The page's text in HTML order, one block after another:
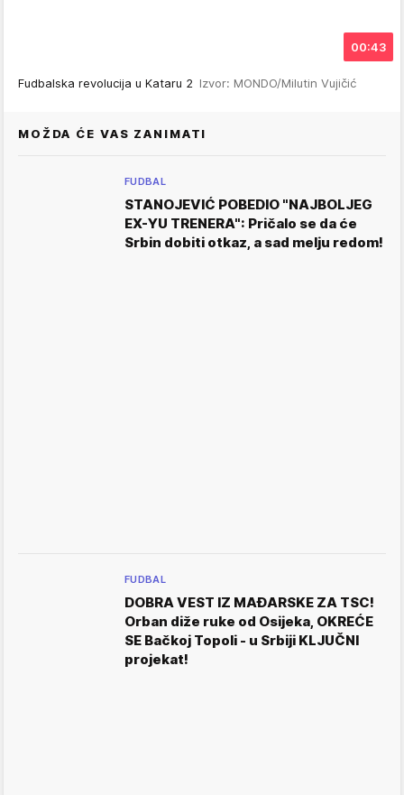
00:43
Fudbalska revolucija u Kataru 2 Izvor: MONDO/Milutin Vujičić
MOŽDA ĆE VAS ZANIMATI
FUDBAL
STANOJEVIĆ POBEDIO "NAJBOLJEG
EX-YU TRENERA": Pričalo se da će
Srbin dobiti otkaz, a sad melju redom!
FUDBAL
DOBRA VEST IZ MAĐARSKE ZA TSC!
Orban diže ruke od Osijeka, OKREĆE
SE Bačkoj Topoli - u Srbiji KLJUČNI
projekat!